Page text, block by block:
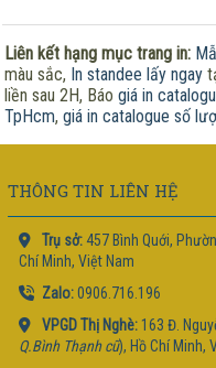
Liên kết hạng mục trang in:
màu sắc, In standee lấy ngay
liền sau 2H, Báogiá in
TpHcm,giá in catalogue số
THÔNG TIN LIÊN HỆ
Trụ sở:457 Bình Quới,
Chí Minh, Việt Nam
Zalo:0906.716.196
VPGD Thị Nghè:163 Đ.
Q.Bình Thạnh cũ), Hồ Chí Minh,